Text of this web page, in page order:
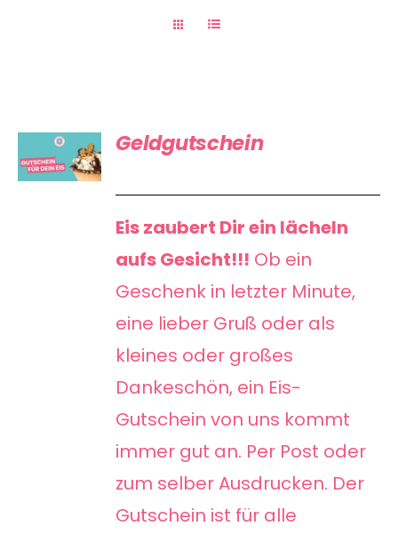
KAUFEN
/
Geldgutschein
Eis zaubert Dir ein lächeln
aufs Gesicht!!! Ob ein
Geschenk in letzter Minute,
eine lieber Gruß oder als
kleines oder großes
Dankeschön, ein Eis-
Gutschein von uns kommt
immer gut an. Per Post oder
zum selber Ausdrucken. Der
Gutschein ist für alle